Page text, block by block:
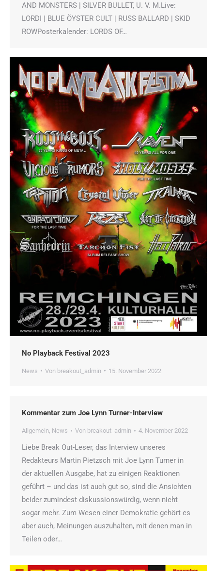
AND MONSTERS | SILVER BULLET, U. V. M.Live:
LORDI | BLUE ÖYSTER CULT | RUSS BALLARD | SKID
ROWPosterkalender: LORDS OF…
No Playback Festival 2023
News Von breakout_admin 15. November 2022
Kommentar zum Joe Lynn Turner-Interview
Allgemein, News Von breakout_admin 4. November 2022
Liebe Break Out-Leser, das Interview unseres
Redakteurs Martin Pietzsch mit Joe Lynn Turner in
der aktuellen Ausgabe, hat zu einigen Reaktionen
geführt – und das ist auch gut so, sind die Ansichten
beider zumindest diskussionswürdig, wenn nicht
sogar mehr. Zum Wesen einer Demokratie gehört es
aber auch, Meinungen auszuhalten, mit denen man in
Teilen oder…